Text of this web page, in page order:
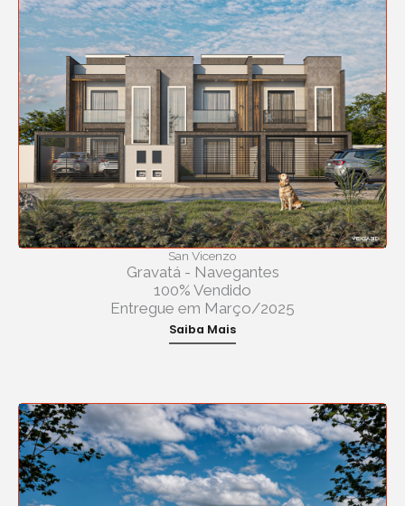
San Vicenzo
Gravatá - Navegantes
100% Vendido
Entregue em Março/2025
Saiba Mais